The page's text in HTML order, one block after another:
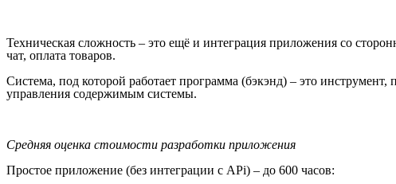
Техническая сложность – это ещё и интеграция приложения со
чат, оплата товаров.
Система, под которой работает программа (бэкэнд) – это
управления содержимым системы.
Средняя оценка стоимости разработки приложения
Простое приложение (без интеграции с APi) – до 600 часов: